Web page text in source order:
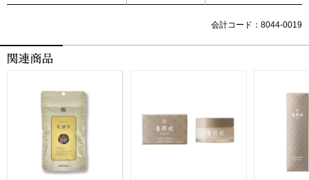
会計コード：8044-0019